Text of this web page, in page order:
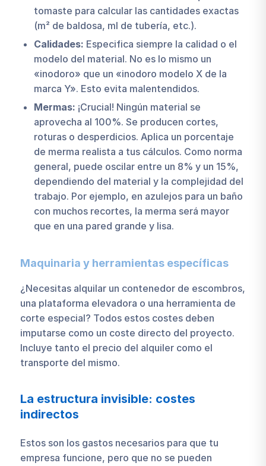
tomaste para calcular las cantidades exactas
(m² de baldosa, ml de tubería, etc.).
Calidades: Especifica siempre la calidad o el
modelo del material. No es lo mismo un
«inodoro» que un «inodoro modelo X de la
marca Y». Esto evita malentendidos.
Mermas: ¡Crucial! Ningún material se
aprovecha al 100%. Se producen cortes,
roturas o desperdicios. Aplica un porcentaje
de merma realista a tus cálculos. Como norma
general, puede oscilar entre un 8% y un 15%,
dependiendo del material y la complejidad del
trabajo. Por ejemplo, en azulejos para un baño
con muchos recortes, la merma será mayor
que en una pared grande y lisa.
Maquinaria y herramientas específicas
¿Necesitas alquilar un contenedor de escombros,
una plataforma elevadora o una herramienta de
corte especial? Todos estos costes deben
imputarse como un coste directo del proyecto.
Incluye tanto el precio del alquiler como el
transporte del mismo.
La estructura invisible: costes
indirectos
Estos son los gastos necesarios para que tu
empresa funcione, pero que no se pueden